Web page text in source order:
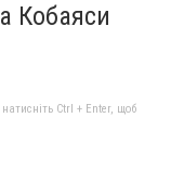
Кобаяси
Ctrl + Enter, щоб